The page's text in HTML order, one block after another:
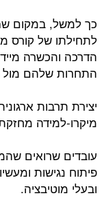
כך למשל, במקום
לתחילתו של קורס
הדרכה והכשרה
התחרות שלהם מול
יצירת תרבות
מיקרו-למידה
עובדים שרואים
פיתוח נגישות
ובעלי מוטיבציה.